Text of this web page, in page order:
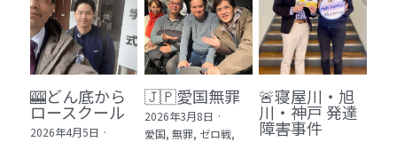
🎰どん底から
ロースクール
2026年4月5日 ·
🇯🇵愛国無罪
2026年3月8日 ·
愛国, 無罪, ゼロ戦,
🚨寝屋川・旭
川・神戸 発達
障害事件